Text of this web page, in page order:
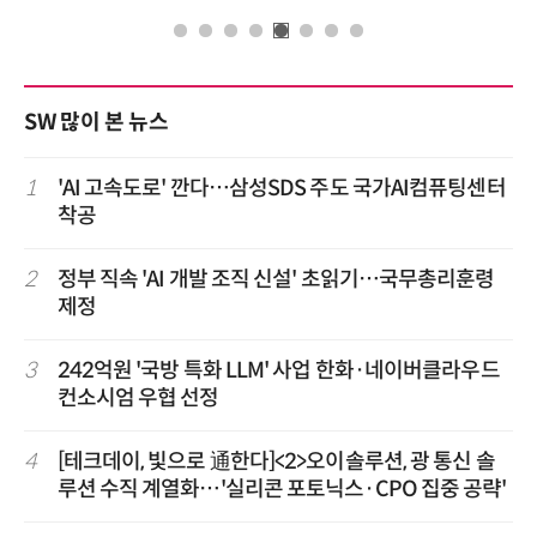
SW 많이 본 뉴스
1
'AI 고속도로' 깐다…삼성SDS 주도 국가AI컴퓨팅센터
착공
2
정부 직속 'AI 개발 조직 신설' 초읽기…국무총리훈령
제정
3
242억원 '국방 특화 LLM' 사업 한화·네이버클라우드
컨소시엄 우협 선정
4
[테크데이, 빛으로 通한다]<2>오이솔루션, 광 통신 솔
루션 수직 계열화…'실리콘 포토닉스·CPO 집중 공략'